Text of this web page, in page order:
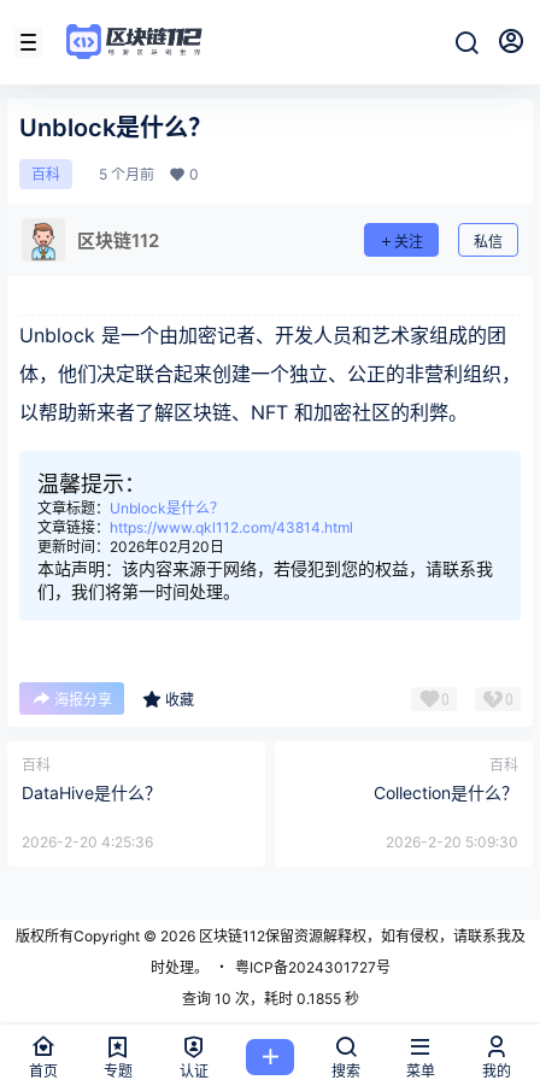
Unblock是什么？
百科 5 个月前 0
区块链112 关注 私信
Unblock 是一个由加密记者、开发人员和艺术家组成的团
体，他们决定联合起来创建一个独立、公正的非营利组织，
以帮助新来者了解区块链、NFT 和加密社区的利弊。
温馨提示：
文章标题： Unblock是什么？
文章链接： https://www.qkl112.com/43814.html
更新时间：2026年02月20日
本站声明：该内容来源于网络，若侵犯到您的权益，请联系我
们，我们将第一时间处理。
海报分享 收藏 0 0
百科
DataHive是什么？
2026-2-20 4:25:36
百科
Collection是什么？
2026-2-20 5:09:30
版权所有Copyright © 2026区块链112保留资源解释权，如有侵权，请联系我及
时处理。
・ 粤ICP备2024301727号
查询 10 次，耗时 0.1855 秒
首页 专题 认证 搜索 菜单 我的